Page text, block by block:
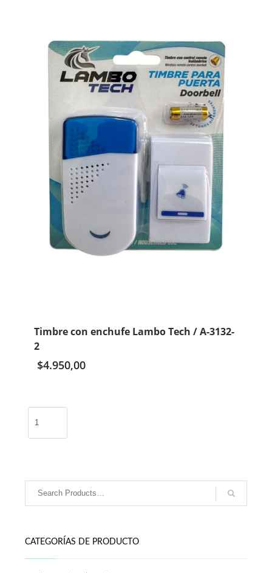
Timbre con enchufe Lambo Tech / A-3132-
2
$4.950,00
enchufe
3132-
CATEGORÍAS DE PRODUCTO